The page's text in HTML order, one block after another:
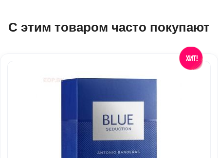
С этим товаром часто покупают